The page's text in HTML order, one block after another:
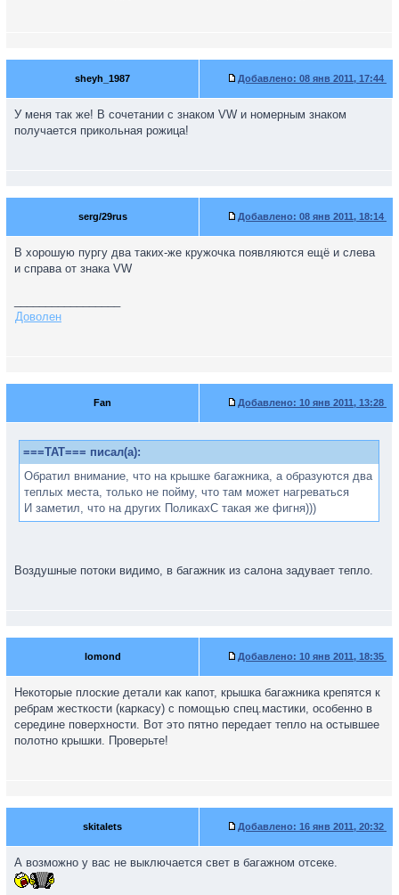
sheyh_1987 Добавлено: 08 янв 2011, 17:44
У меня так же! В сочетании с знаком VW и номерным знаком
получается прикольная рожица!
serg/29rus Добавлено: 08 янв 2011, 18:14
В хорошую пургу два таких-же кружочка появляются ещё и слева
и справа от знака VW
Доволен
Fan Добавлено: 10 янв 2011, 13:28
===TAT=== писал(а):
Обратил внимание, что на крышке багажника, а образуются два
теплых места, только не пойму, что там может нагреваться
И заметил, что на других ПоликахС такая же фигня)))
Воздушные потоки видимо, в багажник из салона задувает тепло.
lomond Добавлено: 10 янв 2011, 18:35
Некоторые плоские детали как капот, крышка багажника крепятся к
ребрам жесткости (каркасу) с помощью спец.мастики, особенно в
середине поверхности. Вот это пятно передает тепло на остывшее
полотно крышки. Проверьте!
skitalets Добавлено: 16 янв 2011, 20:32
А возможно у вас не выключается свет в багажном отсеке.